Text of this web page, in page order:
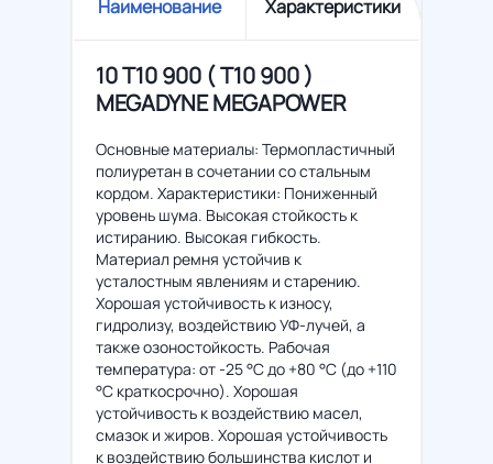
Наименование Характеристики
10 T10 900 ( Т10 900 )
MEGADYNE MEGAPOWER
Основные материалы: Термопластичный
полиуретан в сочетании со стальным
кордом. Характеристики: Пониженный
уровень шума. Высокая стойкость к
истиранию. Высокая гибкость.
Материал ремня устойчив к
усталостным явлениям и старению.
Хорошая устойчивость к износу,
гидролизу, воздействию УФ-лучей, а
также озоностойкость. Рабочая
температура: от -25 °C до +80 °C (до +110
°C краткосрочно). Хорошая
устойчивость к воздействию масел,
смазок и жиров. Хорошая устойчивость
к воздействию большинства кислот и